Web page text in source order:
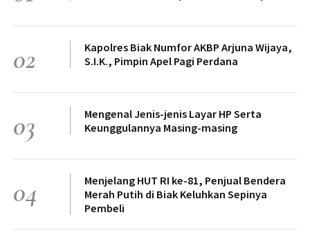
02
Kapolres Biak Numfor AKBP Arjuna Wijaya,
S.I.K., Pimpin Apel Pagi Perdana
03
Mengenal Jenis-jenis Layar HP Serta
Keunggulannya Masing-masing
04
Menjelang HUT RI ke-81, Penjual Bendera
Merah Putih di Biak Keluhkan Sepinya
Pembeli